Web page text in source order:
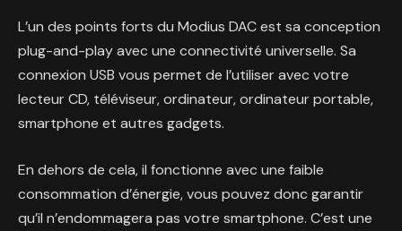
L’un des points forts du Modius DAC est sa conception
plug-and-play avec une connectivité universelle. Sa
connexion USB vous permet de l’utiliser avec votre
lecteur CD, téléviseur, ordinateur, ordinateur portable,
smartphone et autres gadgets.
En dehors de cela, il fonctionne avec une faible
consommation d’énergie, vous pouvez donc garantir
qu’il n’endommagera pas votre smartphone. C’est une